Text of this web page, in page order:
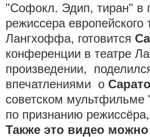
"Софокл. Эдип, тиран" в
режиссера
Лангхоффа, готовится
конференции в театре
произведении,
впечатлениями о
советском мультфильме
по признанию
Также это видео